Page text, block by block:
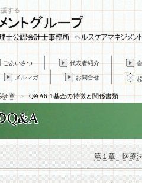
する
ごあいさつ 代表者紹介
メルマガ お問合せ
6章 > Q&A6-1基金の特徴と関係書類
第１章 医療